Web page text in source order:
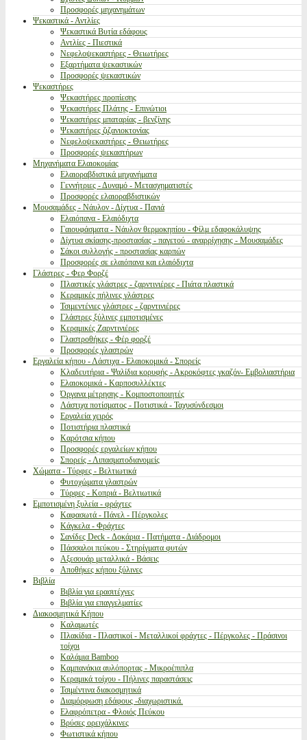
Προσφορές μηχανημάτων
Ψεκαστικά - Αντλίες
Ψεκαστικά Βυτία εδάφους
Αντλίες - Πιεστικά
Νεφελοψεκαστήρες - Θειωτήρες
Εξαρτήματα ψεκαστικών
Προσφορές ψεκαστικών
Ψεκαστήρες
Ψεκαστήρες προπίεσης
Ψεκαστήρες Πλάτης - Επινώτιοι
Ψεκαστήρες μπαταρίας - βενζίνης
Ψεκαστήρες ζιζανιοκτονίας
Νεφελοψεκαστήρες - Θειωτήρες
Προσφορές ψεκαστήρων
Μηχανήματα Ελαιοκομίας
Ελαιοραβδιστικά μηχανήματα
Γεννήτριες - Δυναμό - Μετασχηματιστές
Προσφορές ελαιοραβδιστικών
Μουσαμάδες - Νάυλον - Δίχτυα - Πανιά
Ελαιόπανα - Ελαιόδιχτα
Γαιουφάσματα - Νάυλον θερμοκηπίου - Φίλμ εδαφοκάλυψης
Δίχτυα σκίασης-προστασίας - παγετού - αναρρίχησης - Μουσαμάδες
Σάκοι συλλογής - προστασίας καρπών
Προσφορές σε ελαιόπανα και ελαιόδιχτα
Γλάστρες - Φερ Φορζέ
Πλαστικές γλάστρες - ζαρντινιέρες - Πιάτα πλαστικά
Κεραμικές πήλινες γλάστρες
Τσιμεντένιες γλάστρες - ζαρντινιέρες
Γλάστρες ξύλινες εμποτισμένες
Κεραμικές Ζαρντινιέρες
Γλαστροθήκες - Φέρ φορζέ
Προσφορές γλαστρών
Εργαλεία κήπου - Λάστιχα - Ελαιοκομικά - Σπορείς
Κλαδευτήρια - Ψαλίδια κορυφής - Ακροκόφτες γκαζόν- Εμβολιαστήρια
Ελαιοκομικά - Καρποσυλλέκτες
Όργανα μέτρησης - Κομποστοποιητές
Λάστιχα ποτίσματος - Ποτιστικά - Ταχυσύνδεσμοι
Εργαλεία χειρός
Ποτιστήρια πλαστικά
Καρότσια κήπου
Προσφορές εργαλείων κήπου
Σπορείς - Λιπασματοδιανομείς
Χώματα - Τύρφες - Βελτιωτικά
Φυτοχώματα γλαστρών
Τύρφες - Κοπριά - Βελτιωτικά
Εμποτισμένη ξυλεία - φράχτες
Καφασωτά - Πάνελ - Πέργκολες
Κάγκελα - Φράχτες
Σανίδες Deck - Δοκάρια - Πατήματα - Διάδρομοι
Πάσσαλοι πεύκου - Στηρίγματα φυτών
Αξεσουάρ μεταλλικά - Βάσεις
Αποθήκες κήπου ξύλινες
Βιβλία
Βιβλία για ερασιτέχνες
Βιβλία για επαγγελματίες
Διακοσμητικά Κήπου
Καλαμωτές
Πλακίδια - Πλαστικοί - Μεταλλικοί φράχτες - Πέργκολες - Πράσινοι
τοίχοι
Καλάμια Bamboo
Καμπανάκια αυλόπορτας - Μικροέπιπλα
Κεραμικά τοίχου - Πήλινες παραστάσεις
Τσιμέντινα διακοσμητικά
Διαμόρφωση εδάφους -διαχωριστικά.
Ελαφρόπετρα - Φλοιός Πεύκου
Βρύσες ορειχάλκινες
Φωτιστικά κήπου